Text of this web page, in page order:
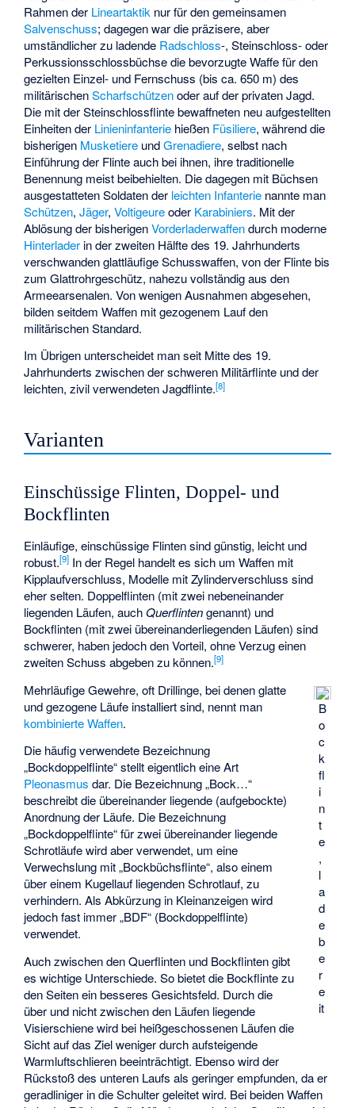
Rahmen der Lineartaktik nur für den gemeinsamen
Salvenschuss; dagegen war die präzisere, aber
umständlicher zu ladende Radschloss-, Steinschloss- oder
Perkussionsschlossbüchse die bevorzugte Waffe für den
gezielten Einzel- und Fernschuss (bis ca. 650 m) des
militärischenScharfschützenoder auf der privaten Jagd.
Die mit der Steinschlossflinte bewaffneten neu aufgestellten
Einheiten der Linieninfanterie hießen Füsiliere, während die
bisherigen Musketiere undGrenadiere, selbst nach
Einführung der Flinte auch bei ihnen, ihre traditionelle
Benennung meist beibehielten. Die dagegen mit Büchsen
ausgestatteten Soldaten der leichten Infanterie nannte man
Schützen,Jäger,Voltigeureoder Karabiniers. Mit der
Ablösung der bisherigenVorderladerwaffendurch moderne
Hinterlader in der zweiten Hälfte des 19. Jahrhunderts
verschwanden glattläufige Schusswaffen, von der Flinte bis
zum Glattrohrgeschütz, nahezu vollständig aus den
Armeearsenalen. Von wenigen Ausnahmen abgesehen,
bilden seitdem Waffen mit gezogenem Lauf den
militärischen Standard.
Im Übrigen unterscheidet man seit Mitte des 19.
Jahrhunderts zwischen der schweren Militärflinte und der
leichten, zivil verwendeten Jagdflinte.[8]
Varianten
Einschüssige Flinten, Doppel- und
Bockflinten
Einläufige, einschüssige Flinten sind günstig, leicht und
robust.[9] In der Regel handelt es sich um Waffen mit
Kipplaufverschluss, Modelle mit Zylinderverschluss sind
eher selten. Doppelflinten (mit zwei nebeneinander
liegenden Läufen, auchQuerflintengenannt) und
Bockflinten (mit zwei übereinanderliegenden Läufen) sind
schwerer, haben jedoch den Vorteil, ohne Verzug einen
zweiten Schuss abgeben zu können.[9]
B
o
c
k
fl
i
n
t
e
,
l
a
d
e
b
e
r
e
it
Mehrläufige Gewehre, oft Drillinge, bei denen glatte
und gezogene Läufe installiert sind, nennt man
kombinierte Waffen.
Die häufig verwendete Bezeichnung
„Bockdoppelflinte“ stellt eigentlich eine Art
Pleonasmus dar. Die Bezeichnung „Bock…“
beschreibt die übereinander liegende (aufgebockte)
Anordnung der Läufe. Die Bezeichnung
„Bockdoppelflinte“ für zwei übereinander liegende
Schrotläufe wird aber verwendet, um eine
Verwechslung mit „Bockbüchsflinte“, also einem
über einem Kugellauf liegenden Schrotlauf, zu
verhindern. Als Abkürzung in Kleinanzeigen wird
jedoch fast immer „BDF“ (Bockdoppelflinte)
verwendet.
Auch zwischen den Querflinten und Bockflinten gibt
es wichtige Unterschiede. So bietet die Bockflinte zu
den Seiten ein besseres Gesichtsfeld. Durch die
über und nicht zwischen den Läufen liegende
Visierschiene wird bei heißgeschossenen Läufen die
Sicht auf das Ziel weniger durch aufsteigende
Warmluftschlieren beeinträchtigt. Ebenso wird der
Rückstoß des unteren Laufs als geringer empfunden, da er
geradliniger in die Schulter geleitet wird. Bei beiden Waffen